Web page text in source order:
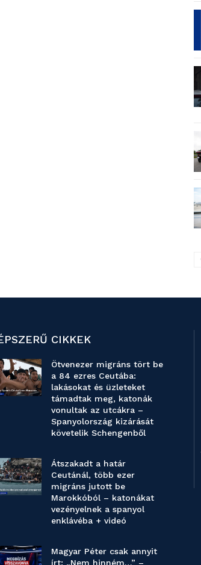
CIKKEK
Ötvenezer migráns tört be
a 84 ezres Ceutába:
lakásokat és üzleteket
támadtak meg, katonák
vonultak az utcákra –
Spanyolország kizárását
követelik Schengenből
Átszakadt a határ
Ceutánál, több ezer
migráns jutott be
Marokkóból – katonákat
vezényelnek a spanyol
enklávéba + videó
Magyar Péter csak annyit
írt: „Nem hinném…” –